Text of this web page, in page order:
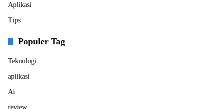
Aplikasi
Tips
Populer Tag
Teknologi
aplikasi
Ai
review